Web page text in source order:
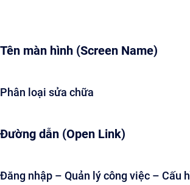
Tên màn hình (Screen Name)
Phân loại sửa chữa
Đường dẫn (Open Link)
Đăng nhập – Quản lý công việc – Cấu